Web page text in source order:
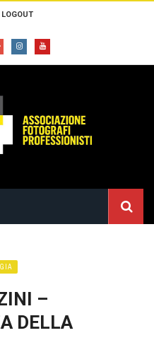
LOGOUT
–
DELLA